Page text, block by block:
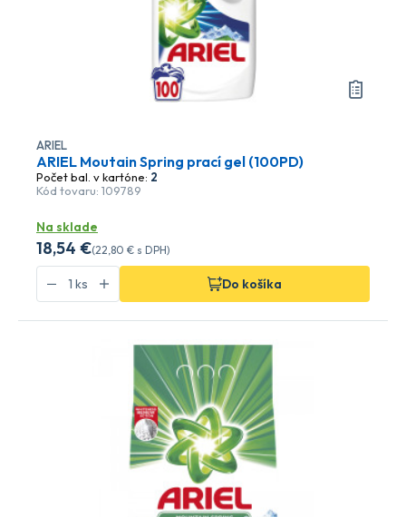
ARIEL
ARIEL Moutain Spring prací gel (100PD)
Počet bal. v kartóne: 2
Kód tovaru: 109789
Na sklade
18,54 €(22,80 € s DPH)
Do košíka